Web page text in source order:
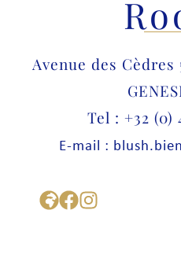
Avenue des
Tel : +32 (0)
E-mail :